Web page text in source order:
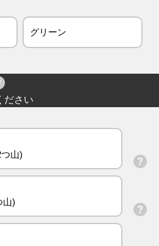
グリーン
ださい